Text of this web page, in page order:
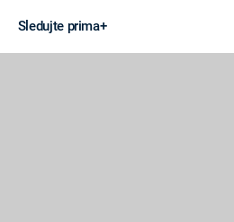
Sledujte prima+